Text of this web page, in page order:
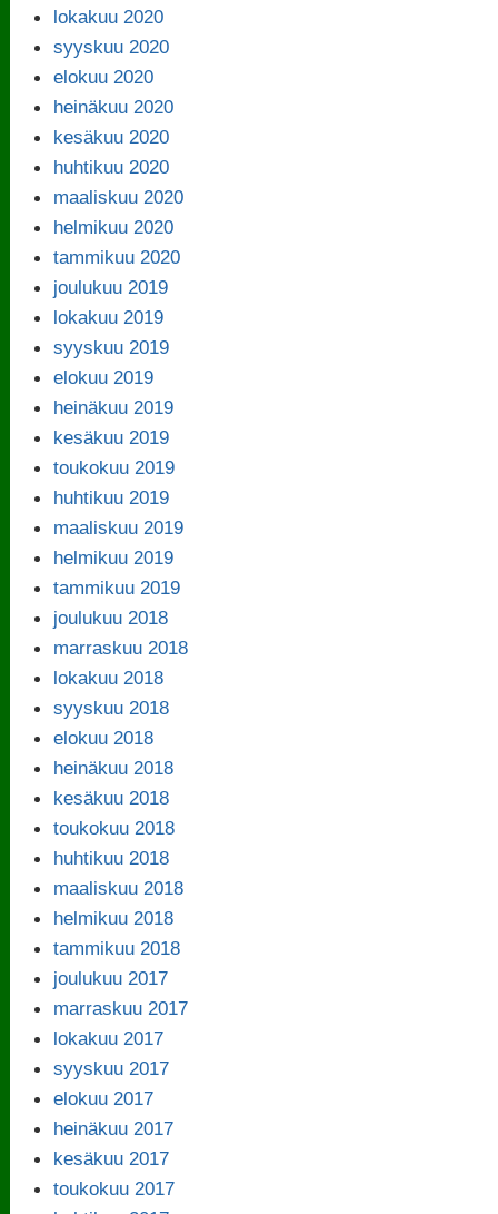
lokakuu 2020
syyskuu 2020
elokuu 2020
heinäkuu 2020
kesäkuu 2020
huhtikuu 2020
maaliskuu 2020
helmikuu 2020
tammikuu 2020
joulukuu 2019
lokakuu 2019
syyskuu 2019
elokuu 2019
heinäkuu 2019
kesäkuu 2019
toukokuu 2019
huhtikuu 2019
maaliskuu 2019
helmikuu 2019
tammikuu 2019
joulukuu 2018
marraskuu 2018
lokakuu 2018
syyskuu 2018
elokuu 2018
heinäkuu 2018
kesäkuu 2018
toukokuu 2018
huhtikuu 2018
maaliskuu 2018
helmikuu 2018
tammikuu 2018
joulukuu 2017
marraskuu 2017
lokakuu 2017
syyskuu 2017
elokuu 2017
heinäkuu 2017
kesäkuu 2017
toukokuu 2017